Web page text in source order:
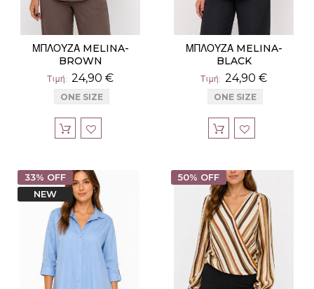
ΜΠΛΟΥΖΑ MELINA-
BROWN
Τιμή 24,90 €
ONE SIZE
ΜΠΛΟΥΖΑ MELINA-
BLACK
Τιμή 24,90 €
ONE SIZE
33% OFF
NEW
50% OFF